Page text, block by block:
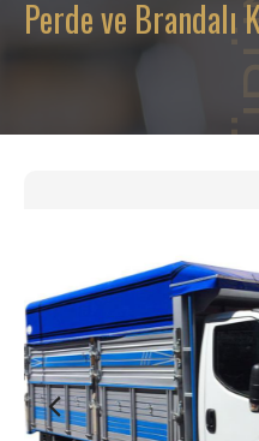
Perde ve Brandalı